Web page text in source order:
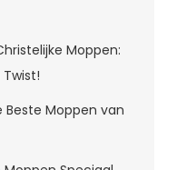
Moppen:
Beste Moppen van